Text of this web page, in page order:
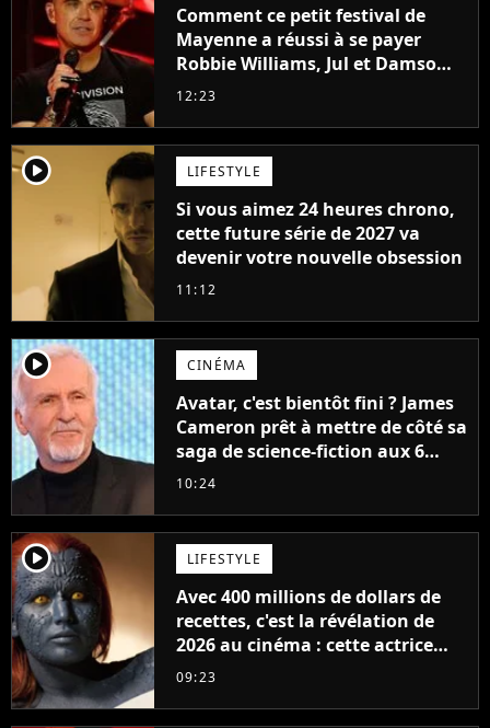
Comment ce petit festival de
Mayenne a réussi à se payer
Robbie Williams, Jul et Damso
cette année ?
12:23
player2 LIFESTYLE
Si vous aimez 24 heures chrono,
cette future série de 2027 va
devenir votre nouvelle obsession
11:12
player2 CINÉMA
Avatar, c'est bientôt fini ? James
Cameron prêt à mettre de côté sa
saga de science-fiction aux 6
milliards de recettes
10:24
player2 LIFESTYLE
Avec 400 millions de dollars de
recettes, c'est la révélation de
2026 au cinéma : cette actrice
adorée prête à remplacer
09:23